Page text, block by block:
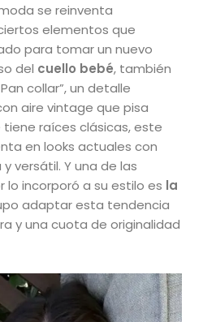
se reinventa
elementos que
para tomar un nuevo
del cuello bebé, también
collar”, un detalle
aire vintage que pisa
tiene raíces clásicas, este
en looks actuales con
versátil. Y una de las
lo incorporó a su estilo es la
adaptar esta tendencia
y una cuota de originalidad